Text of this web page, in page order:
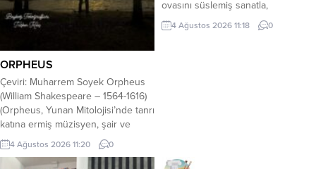
ORPHEUS
Çeviri: Muharrem Soyek Orpheus
(William Shakespeare – 1564-1616)
(Orpheus, Yunan Mitolojisi’nde tanrı
katına ermiş müzisyen, şair ve
kâhin…) Orpheus with his lute
made trees And the mountain tops
4 Ağustos 2026 11:20 0
ovasını süslemiş sanatla,
Gönüllerde yaşar adı, kalmış bir
hatırayla. Selçuklu’nun nakışı
4 Ağustos 2026 11:18 0